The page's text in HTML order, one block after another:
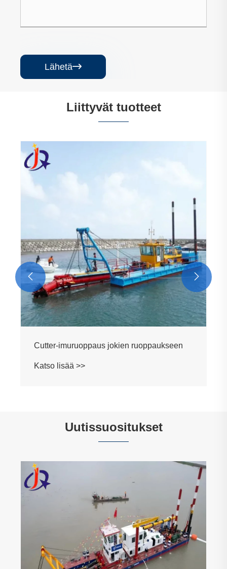
Lähetä
Liittyvät tuotteet
Cutter-imuruoppaus jokien ruoppaukseen
Katso lisää >>
 
Uutissuositukset